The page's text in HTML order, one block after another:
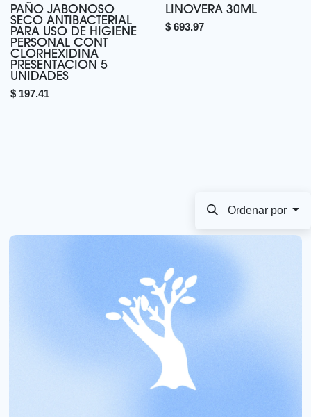
PAÑO JABONOSO
SECO ANTIBACTERIAL
PARA USO DE HIGIENE
PERSONAL CONT
CLORHEXIDINA
PRESENTACION 5
UNIDADES
$ 197.41
LINOVERA 30ML
$ 693.97
Ordenar por